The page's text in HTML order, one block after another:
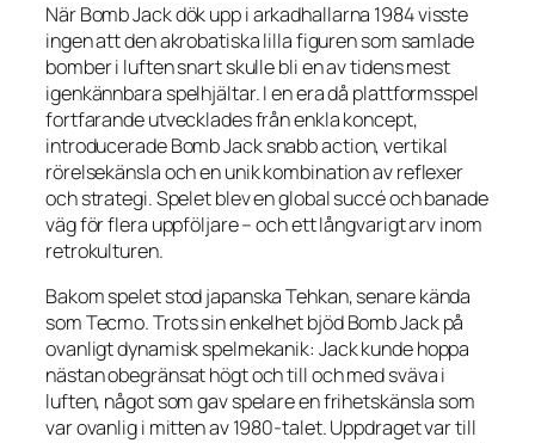
NärBomb Jackdök upp i arkadhallarna 1984 visste
ingen att den akrobatiska lilla figuren som samlade
bomber i luften snart skulle bli en av tidens mest
igenkännbara spelhjältar. I en era då plattformsspel
fortfarande utvecklades från enkla koncept,
introduceradeBomb Jacksnabb action, vertikal
rörelsekänsla och en unik kombination av reflexer
och strategi. Spelet blev en global succé och banade
väg för flera uppföljare – och ett långvarigt arv inom
retrokulturen.
Bakom spelet stod japanska Tehkan, senare kända
som Tecmo. Trots sin enkelhet bjödBomb Jackpå
ovanligt dynamisk spelmekanik: Jack kunde hoppa
nästan obegränsat högt och till och med sväva i
luften, något som gav spelare en frihetskänsla som
var ovanlig i mitten av 1980-talet. Uppdraget var till